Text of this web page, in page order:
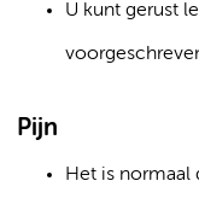
U kunt gerust
Pijn
Het is normaal